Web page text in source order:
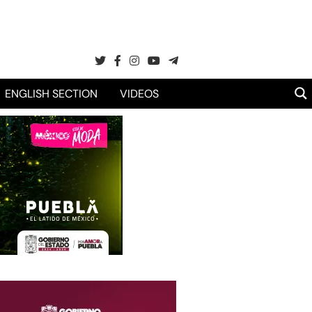
ENGLISH SECTION VIDEOS